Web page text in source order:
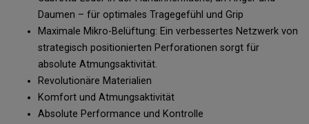
Daumen – für optimales Tragegefühl und Grip
Maximale Mikro-Belüftung: Ein verbessertes Netzwerk von
strategisch positionierten Perforationen sorgt für
absolute Atmungsaktivität.
Revolutionäre Materialien
Komfort und Atmungsaktivität
Absolute Performance und Kontrolle